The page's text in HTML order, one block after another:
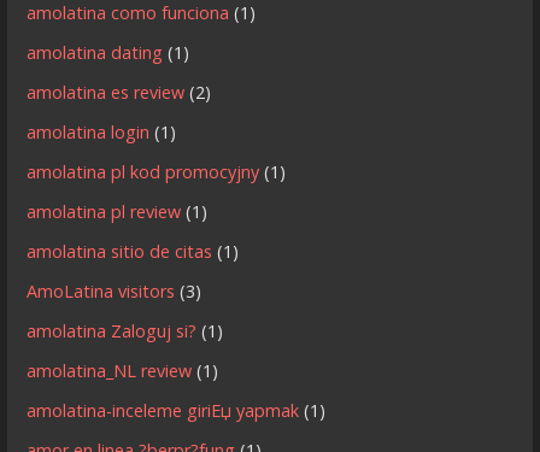
amolatina como funciona (1)
amolatina dating (1)
amolatina es review (2)
amolatina login (1)
amolatina pl kod promocyjny (1)
amolatina pl review (1)
amolatina sitio de citas (1)
AmoLatina visitors (3)
amolatina Zaloguj si? (1)
amolatina_NL review (1)
amolatina-inceleme giriЕџ yapmak (1)